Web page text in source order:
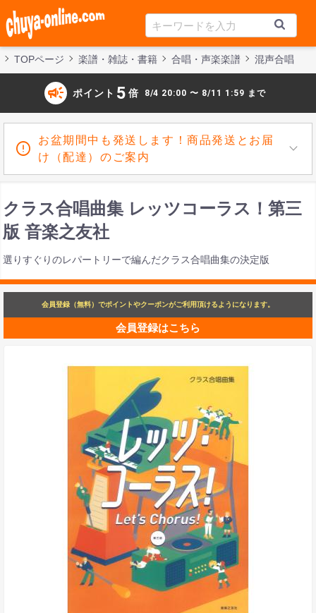
TOPページ 楽譜・雑誌・書籍 合唱・声楽楽譜 混声合唱
campaign ポイント 5 倍 8/4 20:00 〜 8/11 1:59 まで
お盆期間中も発送します！商品発送とお届
け（配達）のご案内
クラス合唱曲集 レッツコーラス！第三
版 音楽之友社
選りすぐりのレパートリーで編んだクラス合唱曲集の決定版
会員登録（無料）でポイントやクーポンがご利用頂けるようになります。
会員登録はこちら